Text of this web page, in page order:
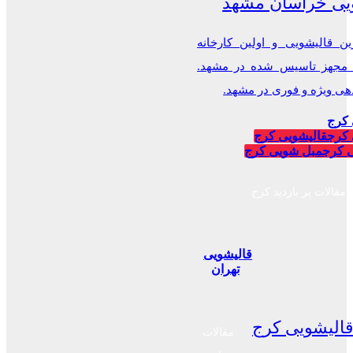
قالیشویی و اولین کارخانه
مجهز تاسیس شده در مشهد.
ویژه و فوری در مشهد.
کرج
کرجقالیشویی کرج
کرجمبل شویی کرج
کرج
قالیشویی
تهران